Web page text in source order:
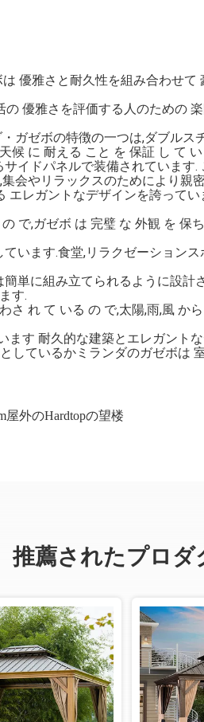
優雅さと耐久性を組み合わせ
優雅さを評価する人のための
ガゼボの特徴の一つは,ダブルス
候 に 耐える こと を 保証 し て
イドパネルで装備されていま
会やリラックスのためにより親
エレガントなデザインを誇って
で,ガゼボ は 完璧 な 外観 を
います.食堂,リラクゼーション
単に組み立てられるように設
す.
さ れ て いる の で,太陽,雨,風 か
す 耐久的な建築とエレガント
しているかミランダのガゼボは
屋外のHardtopの望楼
推薦されたプロダ